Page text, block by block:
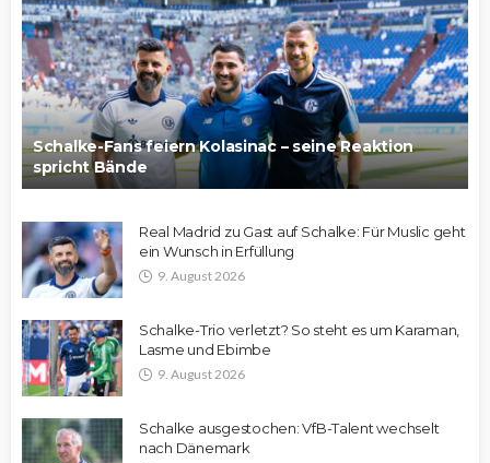
Schalke-Fans feiern Kolasinac – seine Reaktion
spricht Bände
Real Madrid zu Gast auf Schalke: Für Muslic geht
ein Wunsch in Erfüllung
9. August 2026
Schalke-Trio verletzt? So steht es um Karaman,
Lasme und Ebimbe
9. August 2026
Schalke ausgestochen: VfB-Talent wechselt
nach Dänemark